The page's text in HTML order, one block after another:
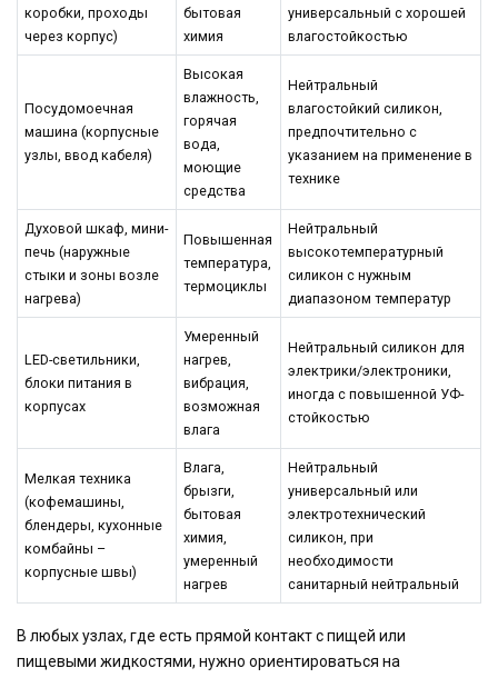
коробки, проходы
через корпус)
бытовая
химия
универсальный с хорошей
влагостойкостью
Посудомоечная
машина (корпусные
узлы, ввод кабеля)
Высокая
влажность,
горячая
вода,
моющие
средства
Нейтральный
влагостойкий силикон,
предпочтительно с
указанием на применение в
технике
Духовой шкаф, мини-
печь (наружные
стыки и зоны возле
нагрева)
Повышенная
температура,
термоциклы
Нейтральный
высокотемпературный
силикон с нужным
диапазоном температур
LED-светильники,
блоки питания в
корпусах
Умеренный
нагрев,
вибрация,
возможная
влага
Нейтральный силикон для
электрики/электроники,
иногда с повышенной УФ-
стойкостью
Мелкая техника
(кофемашины,
блендеры, кухонные
комбайны –
корпусные швы)
Влага,
брызги,
бытовая
химия,
умеренный
нагрев
Нейтральный
универсальный или
электротехнический
силикон, при
необходимости
санитарный нейтральный
В любых узлах, где есть прямой контакт с пищей или
пищевыми жидкостями, нужно ориентироваться на